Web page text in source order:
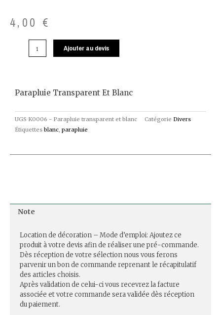
4,00 €
Ajouter au devis
Parapluie Transparent Et Blanc
UGS K0006 - Parapluie transparent et blanc Catégorie Divers
Étiquettes blanc, parapluie
Note
Location de décoration – Mode d’emploi: Ajoutez ce
produit à votre devis afin de réaliser une pré-commande.
Dès réception de votre sélection nous vous ferons
parvenir un bon de commande reprenant le récapitulatif
des articles choisis.
Après validation de celui-ci vous recevrez la facture
associée et votre commande sera validée dès réception
du paiement.